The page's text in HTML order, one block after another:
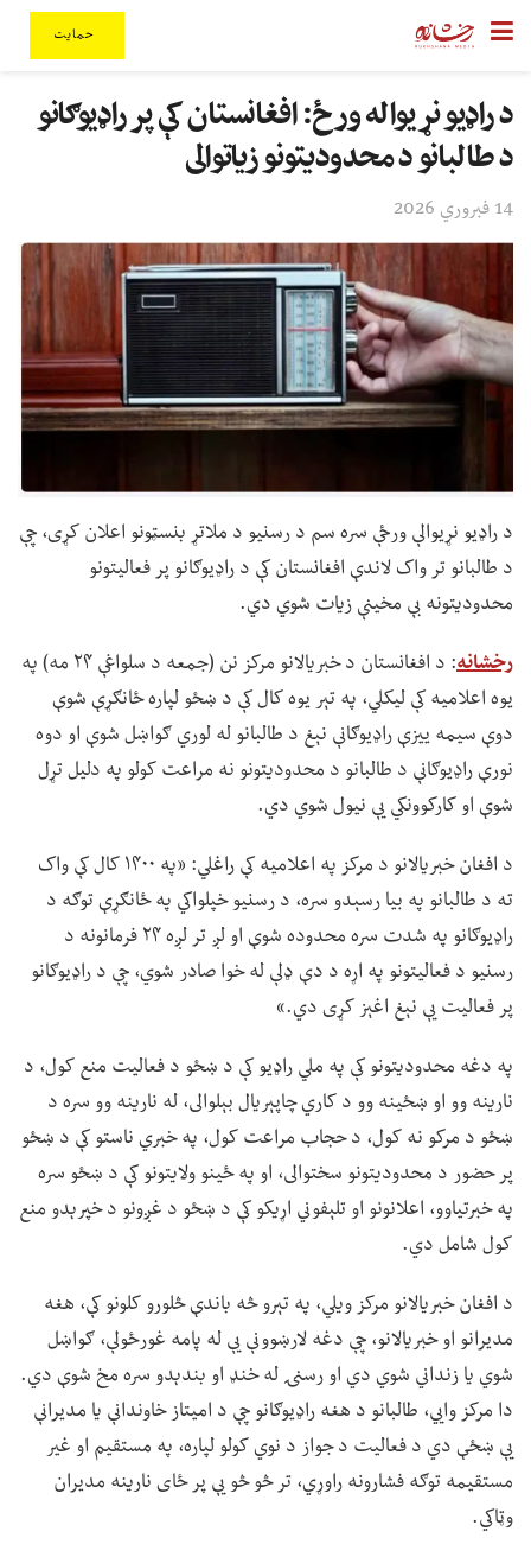
حمایت
د راډیو نړیواله ورځ: افغانستان کې پر راډیوګانو
د طالبانو د محدودیتونو زیاتوالی
14 فبروري 2026
د راډیو نړیوالې ورځې سره سم د رسنیو د ملاتړ بنسټونو اعلان کړی، چې
د طالبانو تر واک لاندې افغانستان کې د راډیوګانو پر فعالیتونو
محدودیتونه بې مخینې زیات شوي دي.
رخشانه
: د افغانستان د خبریالانو مرکز نن (جمعه د سلواغې ۲۴ مه) په
یوه اعلامیه کې لیکلي، په تېر یوه کال کې د ښځو لپاره ځانګړې شوې
دوې سیمه ییزې راډیوګانې نېغ د طالبانو له لوري ګواښل شوې او دوه
نورې راډیوګانې د طالبانو د محدودیتونو نه مراعت کولو په دلیل تړل
شوې او کارکوونکي یې نیول شوي دي.
د افغان خبریالانو د مرکز په اعلامیه کې راغلي: «په ۱۴۰۰ کال کې واک
ته د طالبانو په بیا رسېدو سره، د رسنیو خپلواکي په ځانګړې توګه د
راډیوګانو په شدت سره محدوده شوې او لږ تر لږه ۲۴ فرمانونه د
رسنیو د فعالیتونو په اړه د دې ډلې له خوا صادر شوي، چې د راډیوګانو
پر فعالیت یې نېغ اغېز کړی دي.»
په دغه محدودیتونو کې په ملي راډیو کې د ښځو د فعالیت منع کول، د
نارینه وو او ښځینه وو د کاري چاپېریال بېلوالی، له نارینه وو سره د
ښځو د مرکو نه کول، د حجاب مراعت کول، په خبري ناستو کې د ښځو
پر حضور د محدودیتونو سختوالی، او په ځینو ولایتونو کې د ښځو سره
په خبرتیاوو، اعلانونو او تلېفوني اړیکو کې د ښځو د غږونو د خپرېدو منع
کول شامل دي.
د افغان خبریالانو مرکز ویلي، په تېرو څه باندې څلورو کلونو کې، هغه
مدیرانو او خبریالانو، چې دغه لارښوونې یې له پامه غورځولې، ګواښل
شوي یا زنداني شوي دي او رسنۍ له خنډ او بندېدو سره مخ شوې دي.
دا مرکز وايي، طالبانو د هغه راډیوګانو چې د امیتاز خاوندانې یا مدیرانې
یې ښځې دي د فعالیت د جواز د نوي کولو لپاره، په مستقیم او غیر
مستقیمه توګه فشارونه راوړي، تر څو څو یې پر ځای نارینه مدیران
وټاکي.